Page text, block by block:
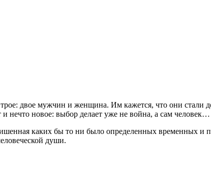
двое мужчин и женщина. Им кажется, что они стали
нечто новое: выбор делает уже не война, а сам человек…
каких бы то ни было определенных временных
души.